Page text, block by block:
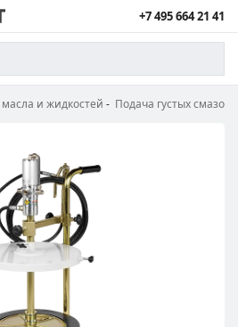
+7 495 664 21 41
и жидкостей Подача густых смазок